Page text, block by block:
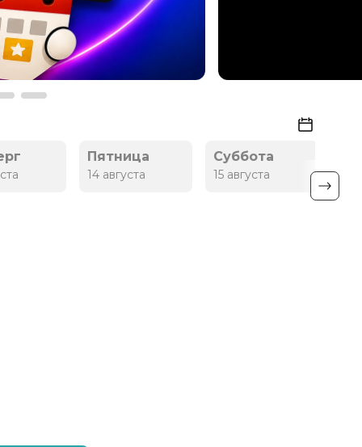
Пятница
14 августа
Суббота
15 августа